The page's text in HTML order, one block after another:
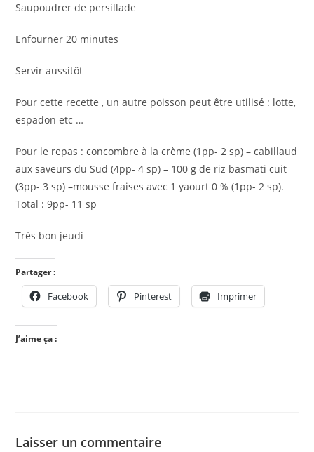
Saupoudrer de persillade
Enfourner 20 minutes
Servir aussitôt
Pour cette recette , un autre poisson peut être utilisé : lotte,
espadon etc …
Pour le repas : concombre à la crème (1pp- 2 sp) – cabillaud
aux saveurs du Sud (4pp- 4 sp) – 100 g de riz basmati cuit
(3pp- 3 sp) –mousse fraises avec 1 yaourt 0 % (1pp- 2 sp).
Total : 9pp- 11 sp
Très bon jeudi
Partager :
Facebook Pinterest Imprimer
J’aime ça :
Laisser un commentaire